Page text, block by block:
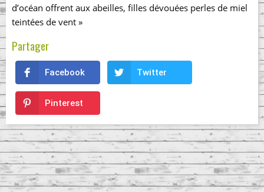
d’océan offrent aux abeilles, filles dévouées perles de miel
teintées de vent »
Partager
Facebook Twitter
Pinterest